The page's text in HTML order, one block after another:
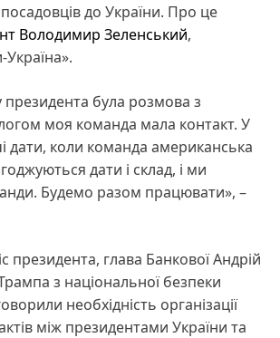
до України. Про це
Володимир Зеленський,
президента була розмова з
моя команда мала контакт. У
дати, коли команда американська
дати і склад, і ми
Будемо разом працювати», –
президента, глава Банкової Андрій
з національної безпеки
необхідність організації
між президентами України та